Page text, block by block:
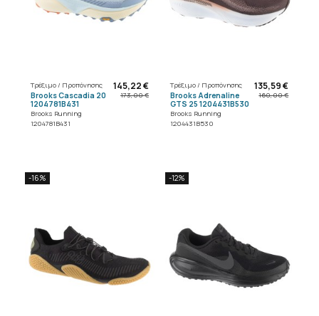
Τρέξιμο / Προπόνησης
Brooks Cascadia 20
1204781B431
Brooks Running
1204781B431
145,22 €
173,00 €
Τρέξιμο / Προπόνησης
Brooks Adrenaline
GTS 25 1204431B530
Brooks Running
1204431B530
135,59 €
160,00 €
-16% -12%